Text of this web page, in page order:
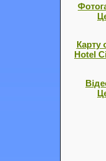
Карту
Hotel